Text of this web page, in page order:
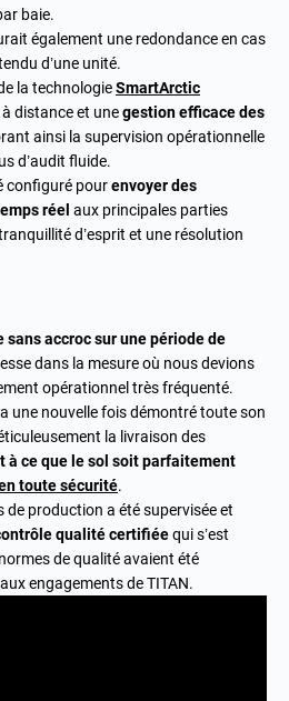
baie.
également une redondance en cas
d’une unité.
la technologieSmartArctic
distance et unegestion efficace des
ainsi la supervision opérationnelle
d’audit fluide.
configuré pourenvoyer des
réel aux principales parties
d’esprit et une résolution
sans accroc sur une période de
dans la mesure où nous devions
opérationnel très fréquenté.
une nouvelle fois démontré toute son
la livraison des
à ce que le sol soit parfaitement
toute sécurité.
de production a été supervisée et
qualité certifiéequi s’est
de qualité avaient été
engagements de TITAN.